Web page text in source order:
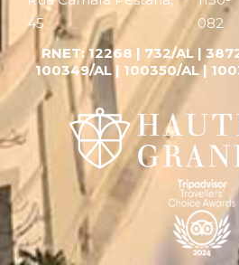
45
082
RNET:12268 | 732/AL |
100349/AL | 100350/AL |